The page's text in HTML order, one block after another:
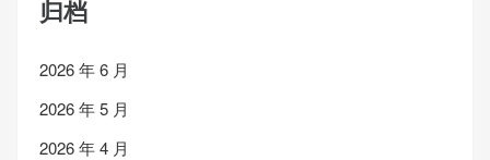
归档
2026 年 6 月
2026 年 5 月
2026 年 4 月